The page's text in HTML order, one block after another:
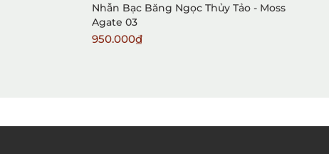
Nhẫn Bạc Băng Ngọc Thủy Tảo - Moss
Agate 03
950.000₫